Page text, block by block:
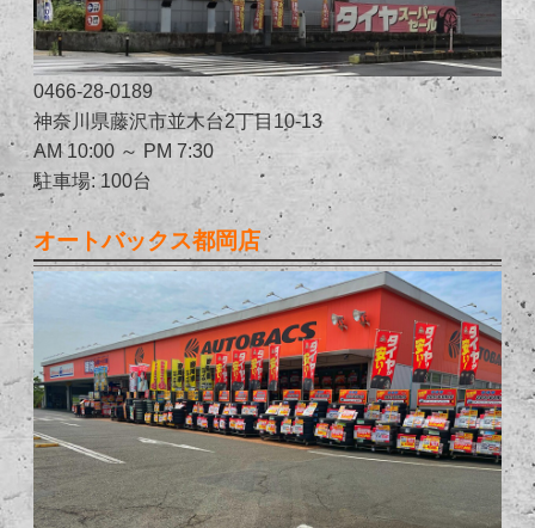
0466-28-0189
神奈川県藤沢市並木台2丁目10-13
AM 10:00 ～ PM 7:30
駐車場: 100台
オートバックス都岡店